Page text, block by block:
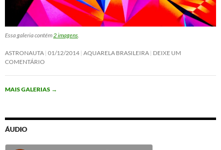
Essa galeria contém2 imagens.
ASTRONAUTA 01/12/2014 AQUARELA BRASILEIRA DEIXE UM
COMENTÁRIO
MAIS GALERIAS →
ÁUDIO